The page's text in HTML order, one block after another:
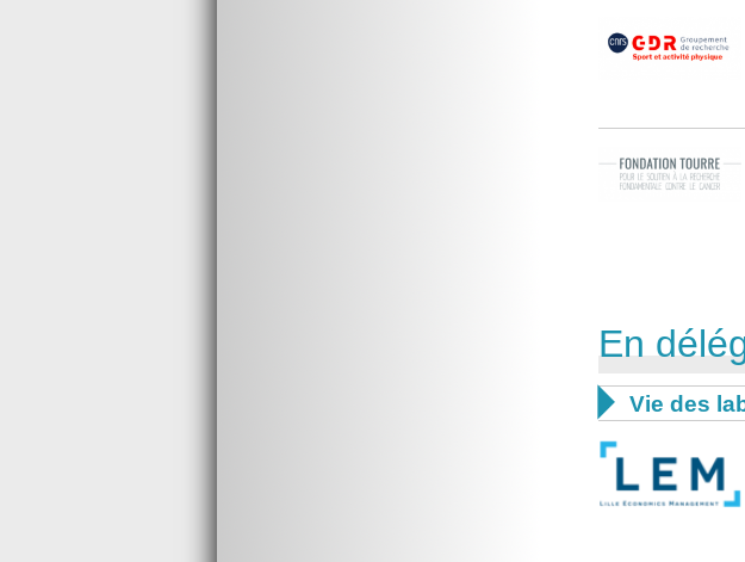
En
 Vie des